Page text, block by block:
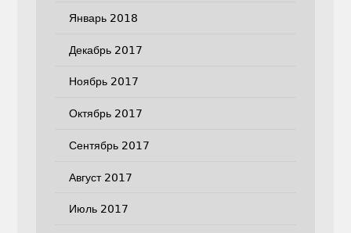
Январь 2018
Декабрь 2017
Ноябрь 2017
Октябрь 2017
Сентябрь 2017
Август 2017
Июль 2017